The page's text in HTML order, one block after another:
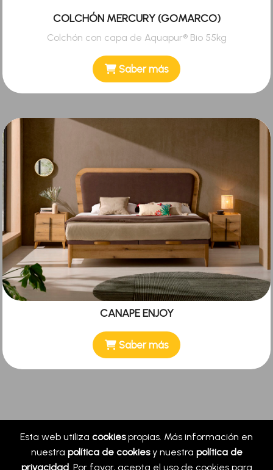
Esta web utiliza cookiespropias. Más información en
nuestra política de cookiesy nuestra política de
privacidad . Por favor, acepta el uso de cookies para
COLCHÓN MERCURY (GOMARCO)
Colchón con capa de Aquapur® Bio 55kg
Saber más
CANAPE ENJOY
Saber más